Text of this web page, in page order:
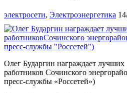
электросети, Электроэнергетика
Олег Бударгин награждает лучших
работников Сочинского
пресс-службы «Россетей»)